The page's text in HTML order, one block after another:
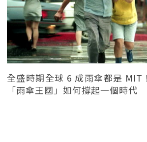
全盛時期全球 6 成雨傘都是 MIT
「雨傘王國」如何撐起一個時代